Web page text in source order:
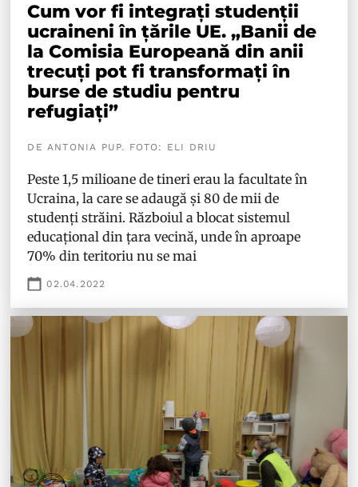
Cum vor fi integrați studenții
ucraineni în țările UE. „Banii de
la Comisia Europeană din anii
trecuți pot fi transformați în
burse de studiu pentru
refugiați”
DE ANTONIA PUP. FOTO: ELI DRIU
Peste 1,5 milioane de tineri erau la facultate în
Ucraina, la care se adaugă și 80 de mii de
studenți străini. Războiul a blocat sistemul
educațional din țara vecină, unde în aproape
70% din teritoriu nu se mai
02.04.2022